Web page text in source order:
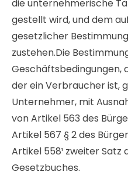
die unternehmerische
gestellt wird, und dem
gesetzlicher
zustehen.Die
Geschäftsbedingungen,
der ein Verbraucher ist,
Unternehmer, mit
von Artikel 563 des
Artikel 567 § 2 des
Artikel 558¹ zweiter Satz
Gesetzbuches.